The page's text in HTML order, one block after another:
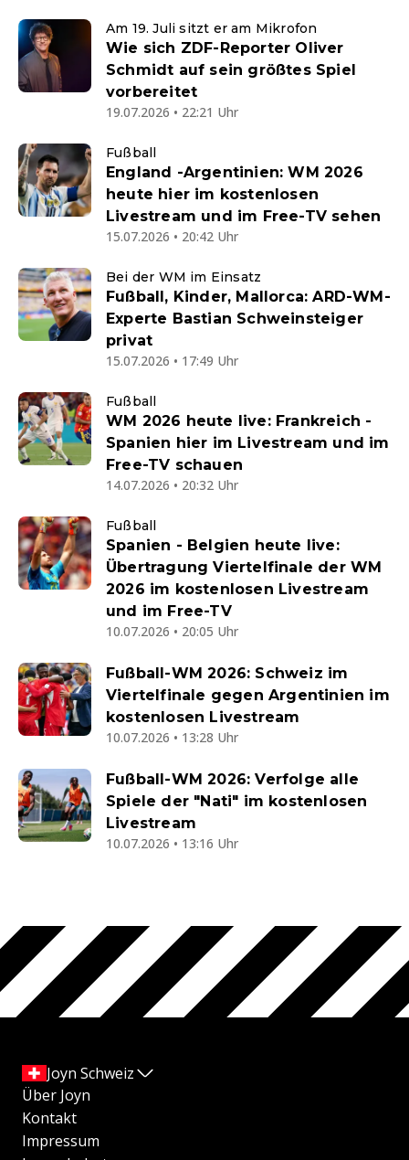
Am 19. Juli sitzt er am Mikrofon
Wie sich ZDF-Reporter Oliver
Schmidt auf sein größtes Spiel
vorbereitet
19.07.2026 • 22:21 Uhr
Fußball
England -Argentinien: WM 2026
heute hier im kostenlosen
Livestream und im Free-TV sehen
15.07.2026 • 20:42 Uhr
Bei der WM im Einsatz
Fußball, Kinder, Mallorca: ARD-WM-
Experte Bastian Schweinsteiger
privat
15.07.2026 • 17:49 Uhr
Fußball
WM 2026 heute live: Frankreich -
Spanien hier im Livestream und im
Free-TV schauen
14.07.2026 • 20:32 Uhr
Fußball
Spanien - Belgien heute live:
Übertragung Viertelfinale der WM
2026 im kostenlosen Livestream
und im Free-TV
10.07.2026 • 20:05 Uhr
Fußball-WM 2026: Schweiz im
Viertelfinale gegen Argentinien im
kostenlosen Livestream
10.07.2026 • 13:28 Uhr
Fußball-WM 2026: Verfolge alle
Spiele der "Nati" im kostenlosen
Livestream
10.07.2026 • 13:16 Uhr
Joyn Schweiz
Über Joyn
Kontakt
Impressum